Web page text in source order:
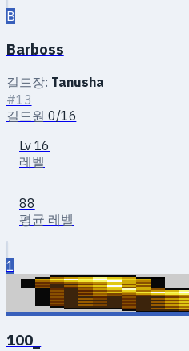
B
Barboss
길드장: Tanusha
#13
길드원 0/16
Lv 16
레벨
88
평균 레벨
1
100_